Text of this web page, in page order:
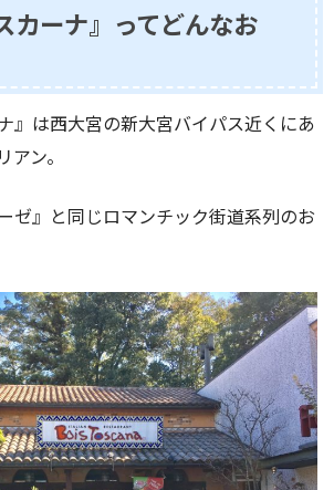
カーナ』ってどんなお
』は西大宮の新大宮バイパス近くにあ
ン。
ゼ』と同じロマンチック街道系列のお